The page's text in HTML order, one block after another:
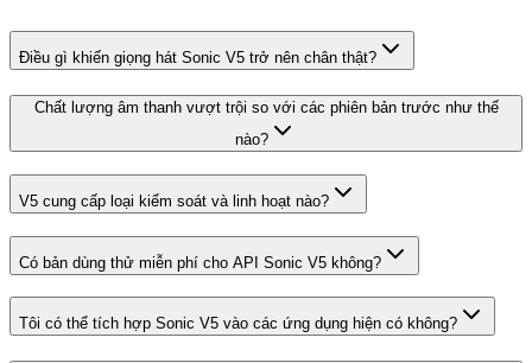
Điều gì khiến giọng hát Sonic V5 trở nên chân thật?
Chất lượng âm thanh vượt trội so với các phiên bản trước như thế
nào?
V5 cung cấp loại kiểm soát và linh hoạt nào?
Có bản dùng thử miễn phí cho API Sonic V5 không?
Tôi có thể tích hợp Sonic V5 vào các ứng dụng hiện có không?